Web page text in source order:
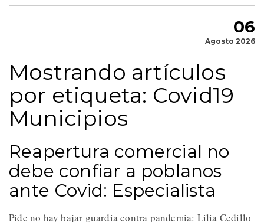
06
Agosto 2026
Mostrando artículos
por etiqueta: Covid19
Municipios
Reapertura comercial no
debe confiar a poblanos
ante Covid: Especialista
Pide no hay bajar guardia contra pandemia: Lilia Cedillo